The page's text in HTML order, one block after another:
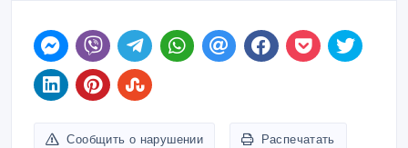
Сообщить о нарушении Распечатать